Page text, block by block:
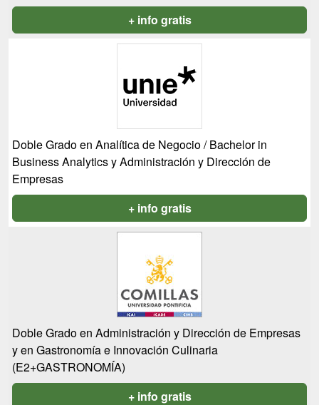
+ info gratis
Doble Grado en Analítica de Negocio / Bachelor in
Business Analytics y Administración y Dirección de
Empresas
+ info gratis
Doble Grado en Administración y Dirección de Empresas
y en Gastronomía e Innovación Culinaria
(E2+GASTRONOMÍA)
+ info gratis